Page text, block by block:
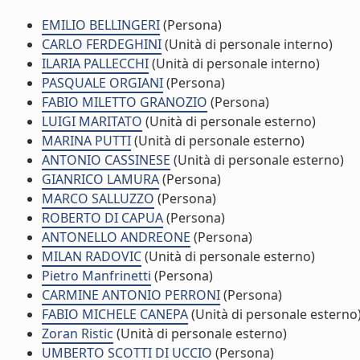
EMILIO BELLINGERI(Persona)
CARLO FERDEGHINI(Unità di personale interno)
ILARIA PALLECCHI(Unità di personale interno)
PASQUALE ORGIANI(Persona)
FABIO MILETTO GRANOZIO (Persona)
LUIGI MARITATO (Unità di personale esterno)
MARINA PUTTI(Unità di personale esterno)
ANTONIO CASSINESE (Unità di personale esterno)
GIANRICO LAMURA(Persona)
MARCO SALLUZZO (Persona)
ROBERTO DI CAPUA(Persona)
ANTONELLO ANDREONE (Persona)
MILAN RADOVIC(Unità di personale esterno)
Pietro Manfrinetti (Persona)
CARMINE ANTONIO PERRONI(Persona)
FABIO MICHELE CANEPA(Unità di personale
Zoran Ristic (Unità di personale esterno)
UMBERTO SCOTTI DI UCCIO (Persona)